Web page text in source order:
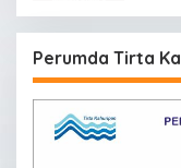
Perumda Tirta